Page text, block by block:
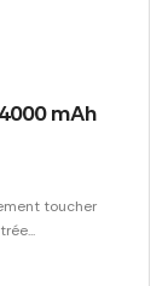
mAh
toucher